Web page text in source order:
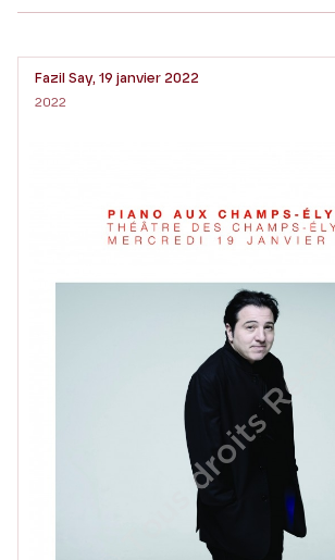
Fazil Say, 19 janvier 2022
2022